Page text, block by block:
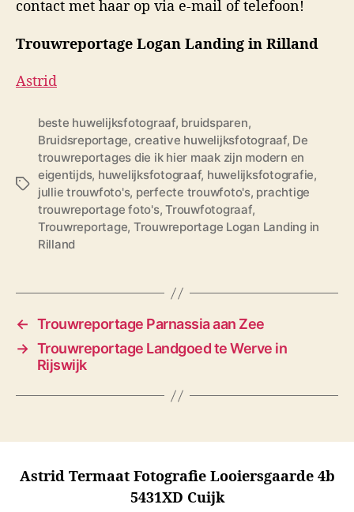
contact met haar op via e-mail of telefoon!
Trouwreportage Logan Landing in Rilland
Astrid
T
beste huwelijksfotograaf, bruidsparen,
Bruidsreportage, creative huwelijksfotograaf, De
trouwreportages die ik hier maak zijn modern en
eigentijds, huwelijksfotograaf, huwelijksfotografie,
jullie trouwfoto's, perfecte trouwfoto's, prachtige
trouwreportage foto's,Trouwfotograaf,
Trouwreportage, Trouwreportage Logan Landing in
Rilland
← Trouwreportage Parnassia aan Zee
→ Trouwreportage Landgoed te Werve in
Rijswijk
Astrid Termaat Fotografie Looiersgaarde 4b
5431XD Cuijk